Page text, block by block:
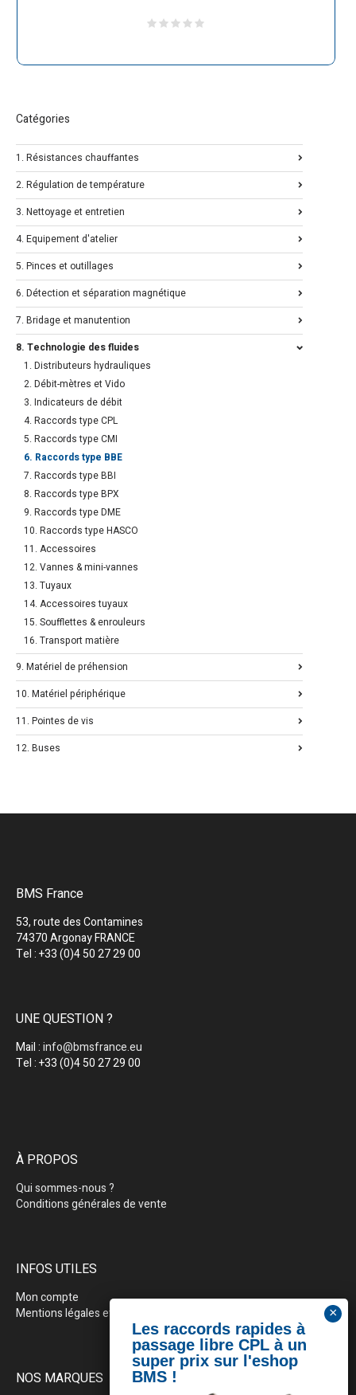
Catégories
1. Résistances chauffantes
2. Régulation de température
3. Nettoyage et entretien
4. Equipement d'atelier
5. Pinces et outillages
6. Détection et séparation magnétique
7. Bridage et manutention
8. Technologie des fluides
1. Distributeurs hydrauliques
2. Débit-mètres et Vido
3. Indicateurs de débit
4. Raccords type CPL
5. Raccords type CMI
6. Raccords type BBE
7. Raccords type BBI
8. Raccords type BPX
9. Raccords type DME
10. Raccords type HASCO
11. Accessoires
12. Vannes & mini-vannes
13. Tuyaux
14. Accessoires tuyaux
15. Soufflettes & enrouleurs
16. Transport matière
9. Matériel de préhension
10. Matériel périphérique
11. Pointes de vis
12. Buses
BMS France
53, route des Contamines
74370 Argonay FRANCE
Tel : +33 (0)4 50 27 29 00
UNE QUESTION ?
Mail :info@bmsfrance.eu
Tel : +33 (0)4 50 27 29 00
À PROPOS
Qui sommes-nous ?
Conditions générales de vente
INFOS UTILES
Mon compte
Mentions légales et politique de confidentialité
NOS MARQUES